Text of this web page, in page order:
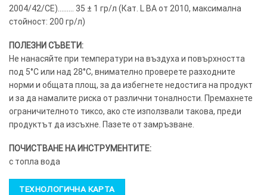
2004/42/CE)……… 35 ± 1 гр/л (Кат. L BA от 2010, максимална
стойност: 200 гр/л)
ПОЛЕЗНИ СЪВЕТИ:
Не нанасяйте при температури на въздуха и повърхността
под 5°C или над 28°C, внимателно проверете разходните
норми и общата площ, за да избегнете недостига на продукт
и за да намалите риска от различни тоналности. Премахнете
ограничителното тиксо, ако сте използвали такова, преди
продуктът да изсъхне. Пазете от замръзване.
ПОЧИСТВАНЕ НА ИНСТРУМЕНТИТЕ:
с топла вода
ТЕХНОЛОГИЧНА КАРТА